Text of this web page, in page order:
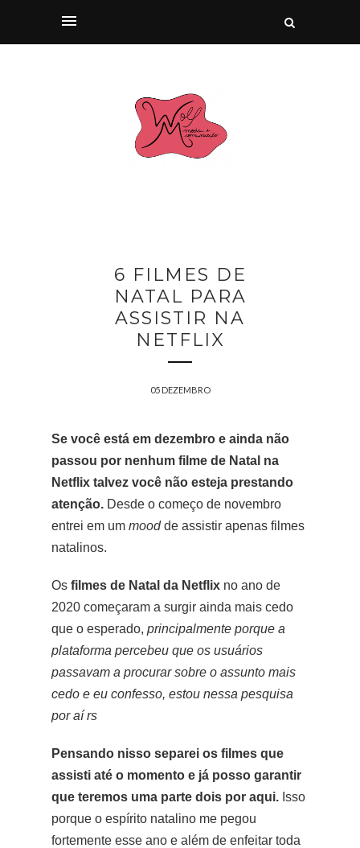
6 FILMES DE
NATAL PARA
ASSISTIR NA
NETFLIX
05 DEZEMBRO
Se você está em dezembro e ainda não
passou por nenhum filme de Natal na
Netflix talvez você não esteja prestando
atenção. Desde o começo de novembro
entrei em um moodde assistir apenas filmes
natalinos.
Os filmes de Natal da Netflix no ano de
2020 começaram a surgir ainda mais cedo
que o esperado, principalmente porque a
plataforma percebeu que os usuários
passavam a procurar sobre o assunto mais
cedo e eu confesso, estou nessa pesquisa
por aí rs
Pensando nisso separei os filmes que
assisti até o momento e já posso garantir
que teremos uma parte dois por aqui. Isso
porque o espírito natalino me pegou
fortemente esse ano e além de enfeitar toda